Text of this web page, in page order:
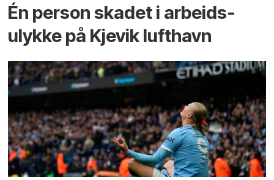
Én person skadet i arbeids­
ulykke på Kjevik lufthavn